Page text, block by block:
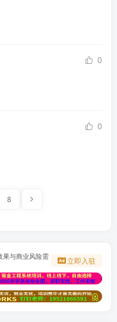
0
0
8
果与商业风险需
立即入驻